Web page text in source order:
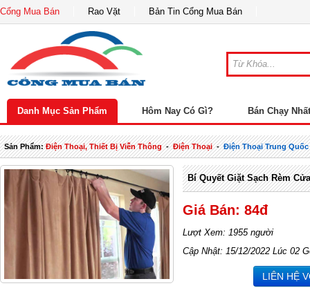
Cổng Mua Bán Rao Vặt Bản Tin Cổng Mua Bán
Danh Mục Sản Phẩm Hôm Nay Có Gì? Bán Chạy Nhất
Sản Phẩm:Điện Thoại, Thiết Bị Viễn Thông-Điện Thoại-Điện Thoại Trung Quốc
Bí Quyết Giặt Sạch Rèm
Giá Bán: 84đ
Lượt Xem: 1955 người
Cập Nhật: 15/12/2022 Lúc 02
LIÊN HỆ